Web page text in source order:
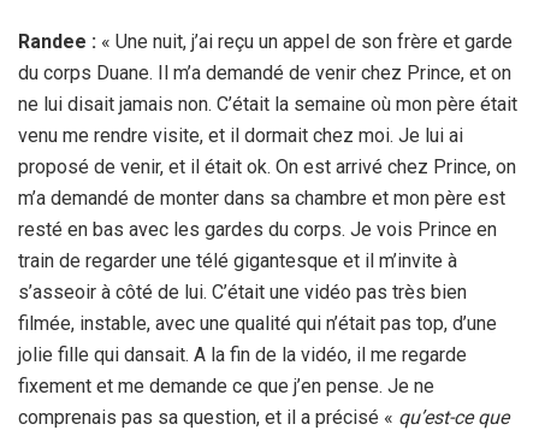
Randee : « Une nuit, j’ai reçu un appel de son frère et garde
du corps Duane. Il m’a demandé de venir chez Prince, et on
ne lui disait jamais non. C’était la semaine où mon père était
venu me rendre visite, et il dormait chez moi. Je lui ai
proposé de venir, et il était ok. On est arrivé chez Prince, on
m’a demandé de monter dans sa chambre et mon père est
resté en bas avec les gardes du corps. Je vois Prince en
train de regarder une télé gigantesque et il m’invite à
s’asseoir à côté de lui. C’était une vidéo pas très bien
filmée, instable, avec une qualité qui n’était pas top, d’une
jolie fille qui dansait. A la fin de la vidéo, il me regarde
fixement et me demande ce que j’en pense. Je ne
comprenais pas sa question, et il a précisé « qu’est-ce que